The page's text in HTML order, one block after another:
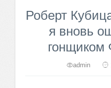
Роберт
я вновь
admin